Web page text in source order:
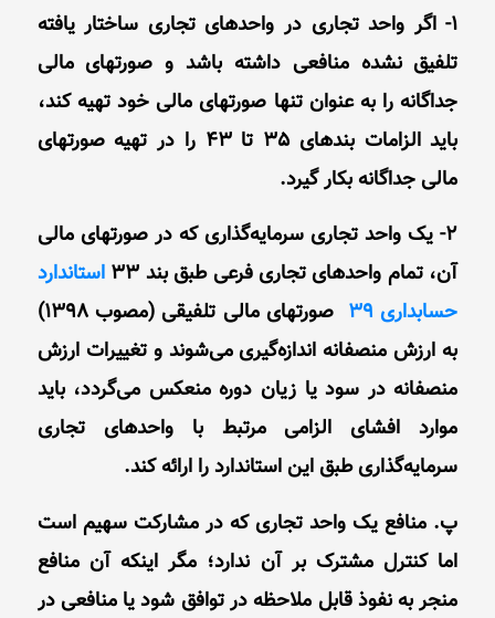
1- اگر واحد تجاری در واحدهای تجاری ساختار یافته
تلفیق‌ نشده منافعی داشته باشد و صورتهای مالی
جداگانه را به عنوان تنها صورتهای مالی خود تهیه کند،
باید الزامات بندهای 35 تا 43 را در تهیه صورتهای
‌مالی جداگانه بکار گیرد.
2- یک واحد تجاری سرمایه‌گذاری که در صورتهای مالی
آن، تمام واحدهای تجاری فرعی طبق بند 33
استاندارد
حسابداری 39
صورتهای مالی تلفیقی (مصوب 1398)
به ارزش منصفانه اندازه‌گیری می‌شوند و تغییرات ارزش
منصفانه در سود یا زیان دوره منعکس می‌گردد، باید
موارد افشای الزامی مرتبط با واحدهای تجاری
سرمایه‌گذاری طبق این استاندارد را ارائه کند.
پ. منافع یک واحد تجاری که در مشارکت سهیم است
اما کنترل مشترک بر آن ندارد؛ مگر ‌اینکه آن منافع
منجر به نفوذ قابل ملاحظه در توافق شود یا منافعی در